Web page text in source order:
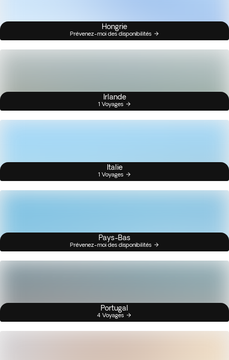
Hongrie
Prévenez-moi des disponibilités
Irlande
1 Voyages
Italie
1 Voyages
Pays-Bas
Prévenez-moi des disponibilités
Portugal
4 Voyages